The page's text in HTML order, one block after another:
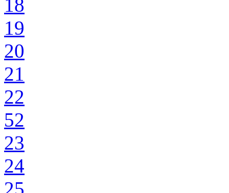
18
19
20
21
22
52
23
24
25